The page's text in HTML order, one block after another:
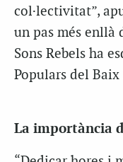
col·lectivitat”,
un pas més
Sons Rebels ha
Populars del Baix
La importància